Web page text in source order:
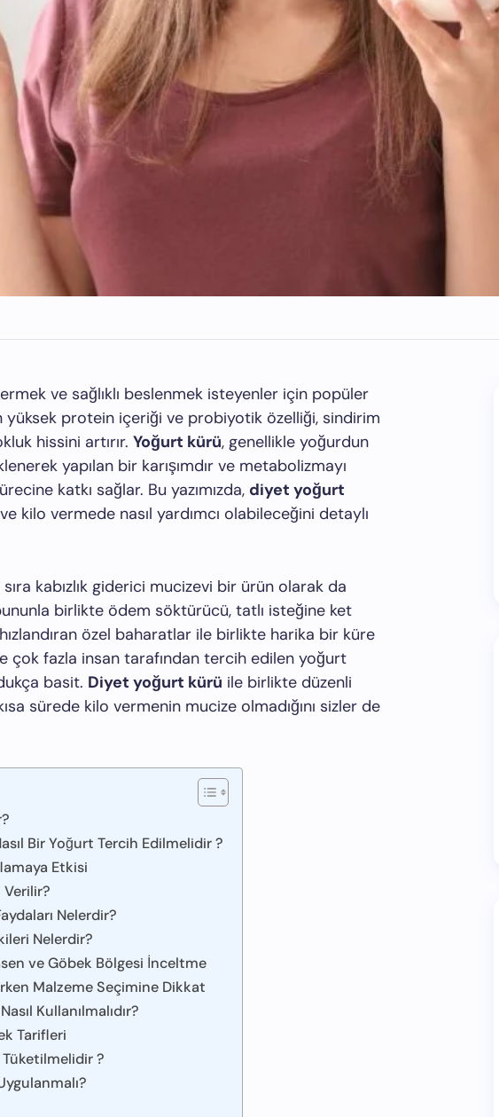
ve sağlıklı beslenmek isteyenler için popüler
protein içeriği ve probiyotik özelliği, sindirim
hissini artırır. Yoğurt kürü, genellikle yoğurdun
yapılan bir karışımdır ve metabolizmayı
katkı sağlar. Bu yazımızda, diyet yoğurt
ve kilo vermede nasıl yardımcı olabileceğini detaylı
sıra kabızlık giderici mucizevi bir ürün olarak da
birlikte ödem söktürücü, tatlı isteğine ket
özel baharatlar ile birlikte harika bir küre
çok fazla insan tarafından tercih edilen yoğurt
basit. Diyet yoğurt kürü ile birlikte düzenli
sürede kilo vermenin mucize olmadığını sizler de
Bir Yoğurt Tercih Edilmelidir ?
Etkisi
Verilir?
Nelerdir?
Nelerdir?
ve Göbek Bölgesi İnceltme
Malzeme Seçimine Dikkat
Kullanılmalıdır?
Tarifleri
Tüketilmelidir ?